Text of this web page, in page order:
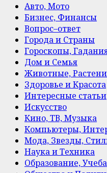
Авто, Мото
Бизнес, Финансы
Вопрос–ответ
Города и Страны
Гороскопы,
Дом и Семья
Животные,
Здоровье и Красота
Интересные статьи
Искусство
Кино, ТВ, Музыка
Компьютеры,
Мода, Звезды,
Наука и Техника
Образование, Учеба